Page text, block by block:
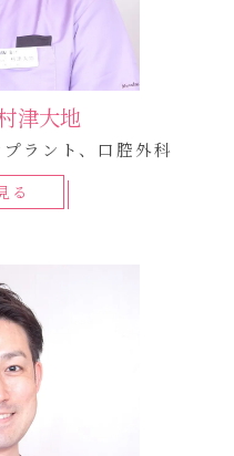
津大地
ラント、口腔外科
る